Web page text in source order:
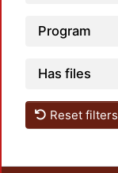
Program
Has files
Reset filters